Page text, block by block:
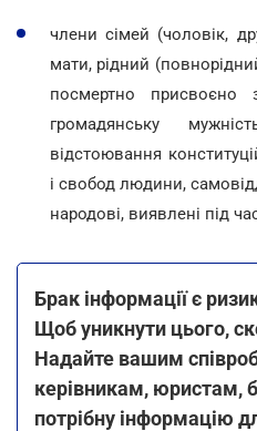
члени сімей (чоловік,
мати, рідний
посмертно присвоєно
громадянську
відстоювання
і свобод людини,
народові, виявлені під
Брак інформації є
Щоб уникнути цього,
Надайте вашим
керівникам, юристам,
потрібну інформацію